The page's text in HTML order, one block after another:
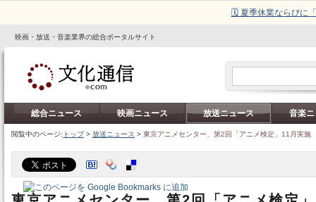
🗓️ 夏季休業ならびに
映画・放送・音楽業界の総合ポータルサイト
総合ニュース 映画ニュース 放送ニュース 音楽
閲覧中のページ: トップ> 放送ニュース > 東京アニメセンター、第2回「アニメ検定」11月実施